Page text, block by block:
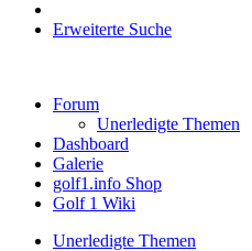
Erweiterte Suche
Forum
Unerledigte Themen
Dashboard
Galerie
golf1.info Shop
Golf 1 Wiki
Unerledigte Themen